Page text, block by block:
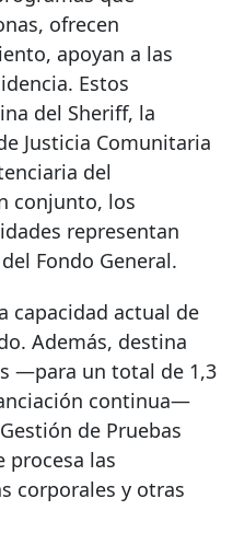
ofrecen
apoyan a las
Estos
del Sheriff, la
Justicia Comunitaria
del
conjunto, los
representan
Fondo General.
capacidad actual de
Además, destina
—para un total de 1,3
continua—
de Pruebas
procesa las
corporales y otras